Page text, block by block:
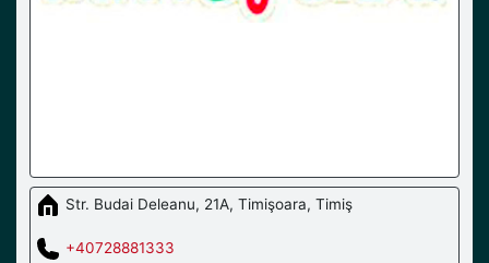
Str. Budai Deleanu, 21A, Timişoara, Timiş
+40728881333